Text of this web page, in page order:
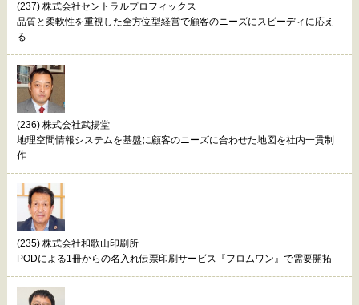
(237) 株式会社セントラルプロフィックス
品質と柔軟性を重視した全方位型経営で顧客のニーズにスピーディに応え
る
(236) 株式会社武揚堂
地理空間情報システムを基盤に顧客のニーズに合わせた地図を社内一貫制
作
(235) 株式会社和歌山印刷所
PODによる1冊からの名入れ伝票印刷サービス『フロムワン』で需要開拓